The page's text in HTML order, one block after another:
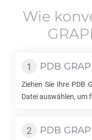
Wie
PDB
Ziehen Sie Ihre PDB
Datei auswählen, um
PDB